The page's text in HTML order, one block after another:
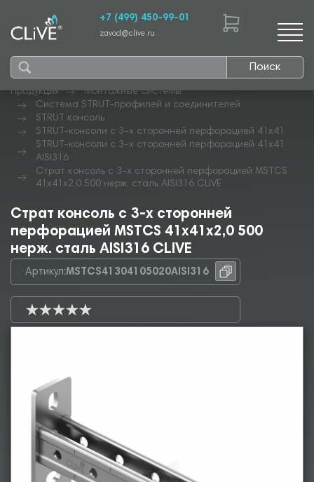
Поиск
+7 (499) 450-99-01
zavod@clive.ru
Продукция
Монтажные системы
Система STRUT-профилей и соединителей
STRUT консоль
STRUT-консоли с 3-х сторонней перфорацией 41х41
STRUT-консоли с 3-х сторонней перфорацией 41х41
AISI316
Страт консоль с 3-х сторонней перфорацией MSTCS
41х41х2,0 500 нерж. сталь AISI316 CLIVE
Страт консоль с 3-х сторонней
перфорацией MSTCS 41х41х2,0 500
нерж. сталь AISI316 CLIVE
Артикул:MSTCS41304105020AISI316